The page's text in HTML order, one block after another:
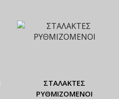
ΣΤΑΛΑΚΤΕΣ
ΡΥΘΜΙΖΟΜΕΝΟΙ